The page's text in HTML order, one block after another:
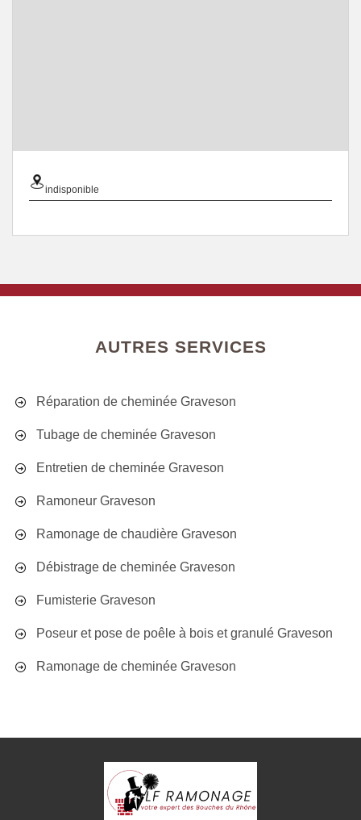
indisponible
AUTRES SERVICES
Réparation de cheminée Graveson
Tubage de cheminée Graveson
Entretien de cheminée Graveson
Ramoneur Graveson
Ramonage de chaudière Graveson
Débistrage de cheminée Graveson
Fumisterie Graveson
Poseur et pose de poêle à bois et granulé Graveson
Ramonage de cheminée Graveson